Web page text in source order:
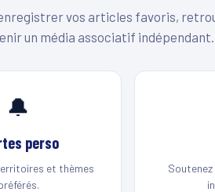
vos articles favoris,
un média associatif indépendant.
🔔
perso
et thèmes